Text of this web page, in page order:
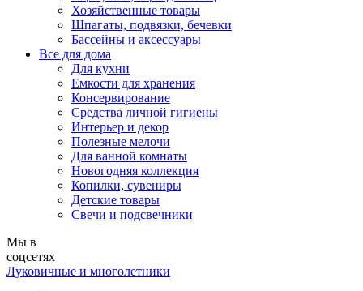
Хозяйственные товары
Шпагаты, подвязки, бечевки
Бассейны и аксессуары
Все для дома
Для кухни
Емкости для хранения
Консервирование
Средства личной гигиены
Интерьер и декор
Полезные мелочи
Для ванной комнаты
Новогодняя коллекция
Копилки, сувениры
Детские товары
Свечи и подсвечники
Мы в
соцсетях
Луковичные и многолетники